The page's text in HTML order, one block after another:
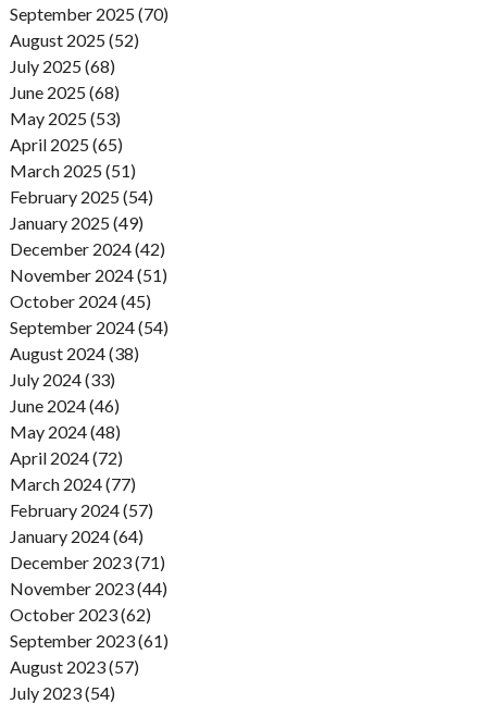
September 2025 (70)
August 2025 (52)
July 2025 (68)
June 2025 (68)
May 2025 (53)
April 2025 (65)
March 2025 (51)
February 2025 (54)
January 2025 (49)
December 2024 (42)
November 2024 (51)
October 2024 (45)
September 2024 (54)
August 2024 (38)
July 2024 (33)
June 2024 (46)
May 2024 (48)
April 2024 (72)
March 2024 (77)
February 2024 (57)
January 2024 (64)
December 2023 (71)
November 2023 (44)
October 2023 (62)
September 2023 (61)
August 2023 (57)
July 2023 (54)